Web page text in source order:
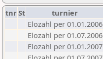
tnrSt turnier
Elozahl per 01.01.2006
Elozahl per 01.07.2006
Elozahl per 01.01.2007